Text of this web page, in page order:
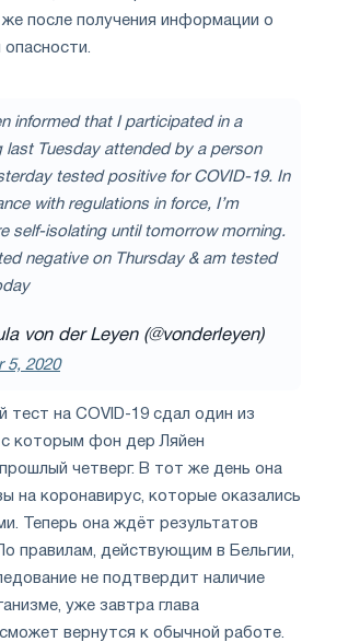
после получения информации о
informed that I participated in a
last Tuesday attended by a person
tested positive for COVID-19. In
with regulations in force, I’m
self-isolating until tomorrow morning.
negative on Thursday & am tested
von der Leyen (@vonderleyen)
5, 2020
тест на COVID-19 сдал один из
с которым фон дер Ляйен
четверг. В тот же день она
на коронавирус, которые оказались
Теперь она ждёт результатов
правилам, действующим в Бельгии,
не подтвердит наличие
уже завтра глава
вернутся к обычной работе.